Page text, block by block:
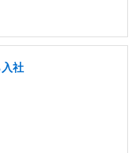
社